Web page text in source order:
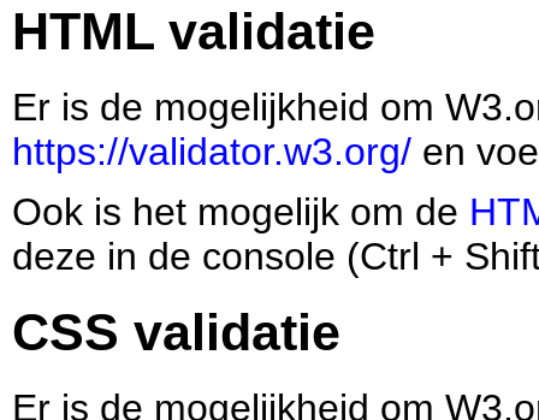
HTML validatie
Er is de mogelijkheid om
https://validator.w3.org/ en
Ook is het mogelijk om de
deze in de console (Ctrl +
CSS validatie
Er is de mogelijkheid om